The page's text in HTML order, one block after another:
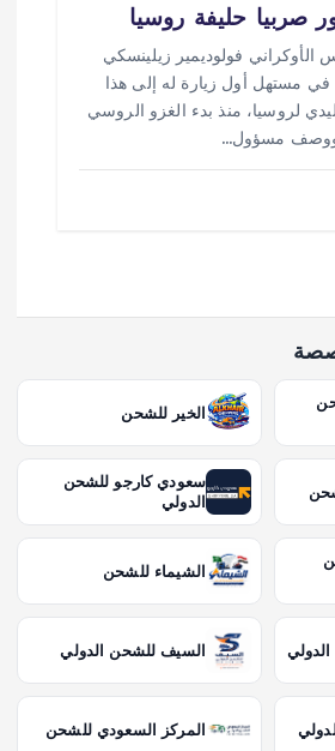
صربيا حليفة روسيا
الأوكراني فولوديمير زيلينسكي
مستهل أول زيارة له إلى هذا
لروسيا، منذ بدء الغزو الروسي
الخير للشحن
سعودي كارجو للشحن
الدولي
الشيماء للشحن
السيف للشحن الدولي
المركز السعودي للشحن